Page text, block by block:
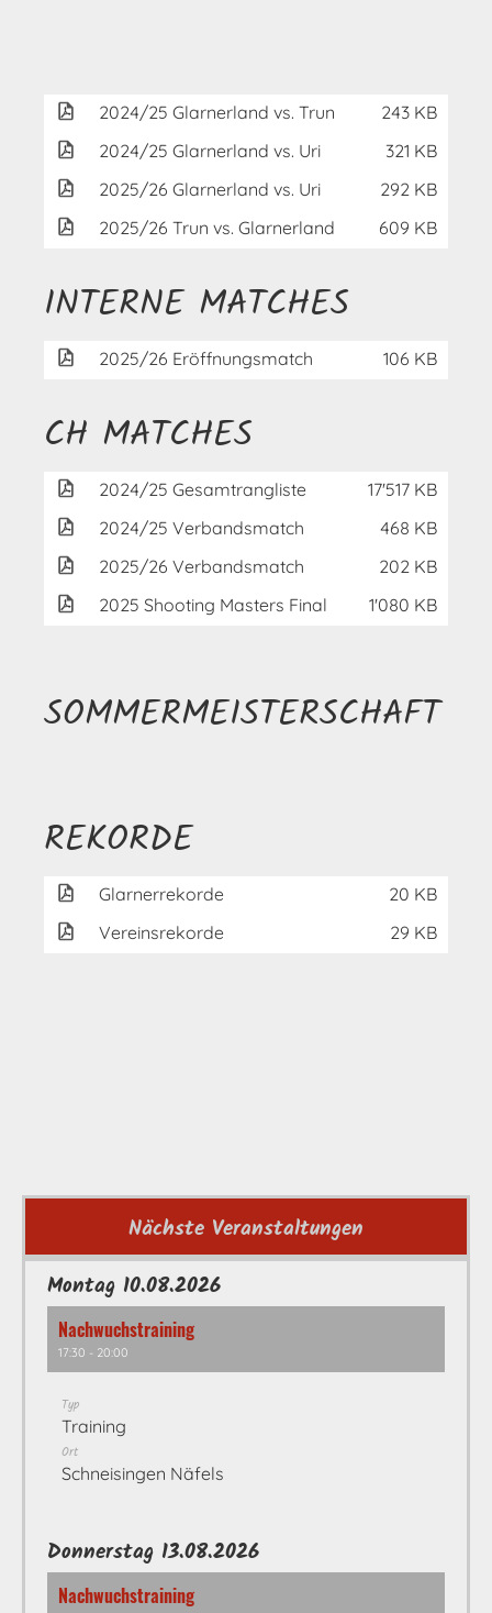
2024/25 Glarnerland vs. Trun
243 KB
2024/25 Glarnerland vs. Uri
321 KB
2025/26 Glarnerland vs. Uri
292 KB
2025/26 Trun vs. Glarnerland
609 KB
INTERNE MATCHES
2025/26 Eröffnungsmatch 106 KB
CH MATCHES
2024/25 Gesamtrangliste
17'517 KB
2024/25 Verbandsmatch
468 KB
2025/26 Verbandsmatch
202 KB
2025 Shooting Masters Final
1'080 KB
SOMMERMEISTERSCHAFT
REKORDE
Glarnerrekorde
20 KB
Vereinsrekorde
29 KB
Nächste Veranstaltungen
Montag 10.08.2026
Nachwuchstraining
17:30 - 20:00
Typ
Training
Ort
Schneisingen Näfels
Donnerstag 13.08.2026
Nachwuchstraining